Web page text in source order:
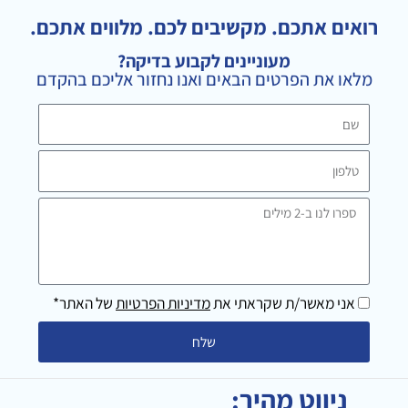
b
o
o
k
l
e
a
g
r
a
רואים אתכם. מקשיבים לכם. מלווים אתכם.
מעוניינים לקבוע בדיקה?
מלאו את הפרטים הבאים ואנו נחזור אליכם בהקדם
טלפון
ספרו
מילים
אני מאשר/ת שקראתי אתמדיניות הפרטיותשל האתר*
שלח
ניווט מהיר: